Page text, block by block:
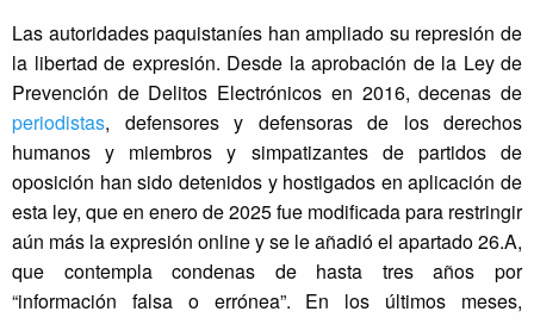
Las autoridades paquistaníes han ampliado su represión de
la libertad de expresión. Desde la aprobación de la Ley de
Prevención de Delitos Electrónicos en 2016, decenas de
periodistas, defensores y defensoras de los derechos
humanos y miembros y simpatizantes de partidos de
oposición han sido detenidos y hostigados en aplicación de
esta ley, que en enero de 2025 fue modificada para restringir
aún más la expresión online y se le añadió el apartado 26.A,
que contempla condenas de hasta tres años por
“información falsa o errónea”. En los últimos meses,